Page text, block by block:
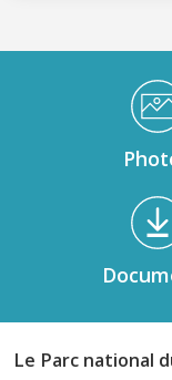
Médiathèque Footer
Le Parc national